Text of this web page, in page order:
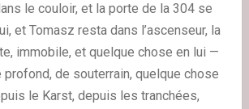
le couloir, et la porte de la 304 se
et Tomasz resta dans l’ascenseur, la
immobile, et quelque chose en lui —
de souterrain, quelque chose
le Karst, depuis les tranchées,